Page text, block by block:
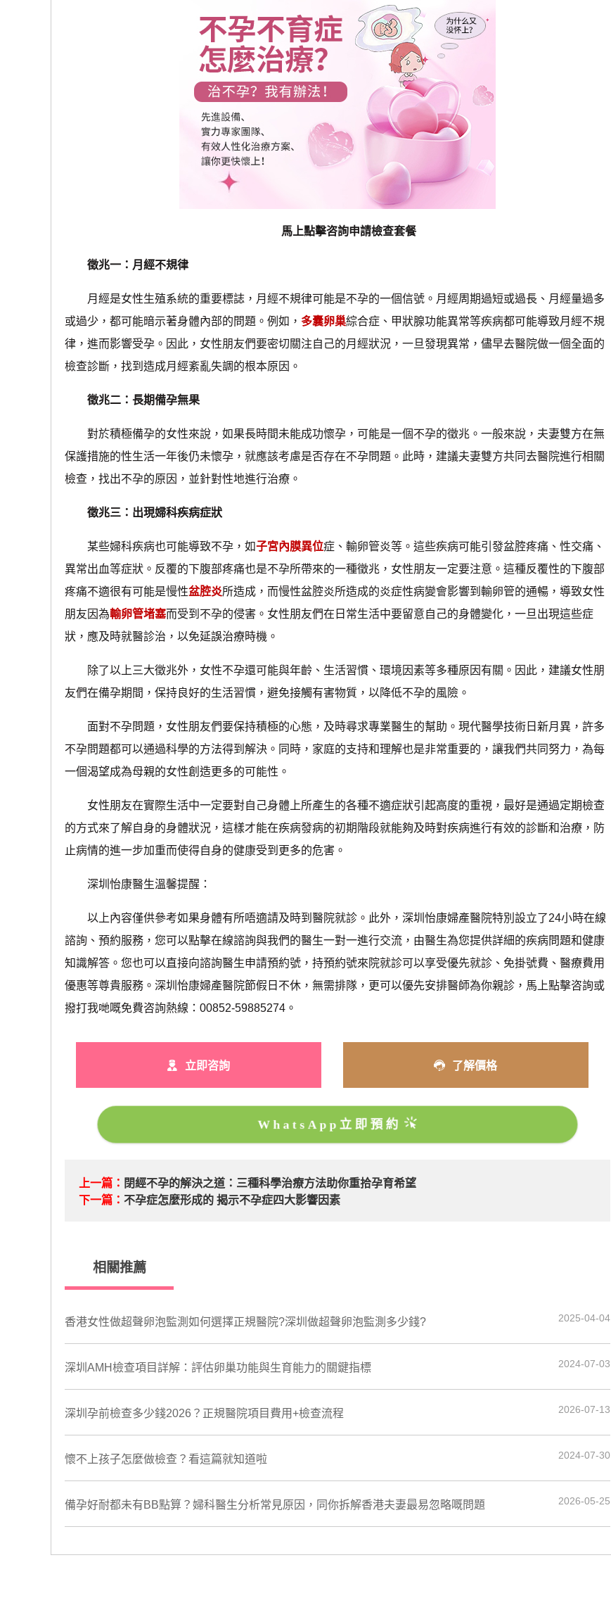
馬上點擊咨詢申請檢查套餐
徵兆一：月經不規律
月經是女性生殖系統的重要標誌，月經不規律可能是不孕的一個信號。月經周期過短或過長、月經量過多
或過少，都可能暗示著身體內部的問題。例如， 多囊卵巢綜合症、甲狀腺功能異常等疾病都可能導致月經不規
律，進而影響受孕。因此，女性朋友們要密切關注自己的月經狀況，一旦發現異常，儘早去醫院做一個全面的
檢查診斷，找到造成月經紊亂失調的根本原因。
徵兆二：長期備孕無果
對於積極備孕的女性來說，如果長時間未能成功懷孕，可能是一個不孕的徵兆。一般來說，夫妻雙方在無
保護措施的性生活一年後仍未懷孕，就應該考慮是否存在不孕問題。此時，建議夫妻雙方共同去醫院進行相關
檢查，找出不孕的原因，並針對性地進行治療。
徵兆三：出現婦科疾病症狀
某些婦科疾病也可能導致不孕，如子宮內膜異位症、輸卵管炎等。這些疾病可能引發盆腔疼痛、性交痛、
異常出血等症狀。反覆的下腹部疼痛也是不孕所帶來的一種徵兆，女性朋友一定要注意。這種反覆性的下腹部
疼痛不適很有可能是慢性盆腔炎所造成，而慢性盆腔炎所造成的炎症性病變會影響到輸卵管的通暢，導致女性
朋友因為輸卵管堵塞而受到不孕的侵害。女性朋友們在日常生活中要留意自己的身體變化，一旦出現這些症
狀，應及時就醫診治，以免延誤治療時機。
除了以上三大徵兆外，女性不孕還可能與年齡、生活習慣、環境因素等多種原因有關。因此，建議女性朋
友們在備孕期間，保持良好的生活習慣，避免接觸有害物質，以降低不孕的風險。
面對不孕問題，女性朋友們要保持積極的心態，及時尋求專業醫生的幫助。現代醫學技術日新月異，許多
不孕問題都可以通過科學的方法得到解決。同時，家庭的支持和理解也是非常重要的，讓我們共同努力，為每
一個渴望成為母親的女性創造更多的可能性。
女性朋友在實際生活中一定要對自己身體上所產生的各種不適症狀引起高度的重視，最好是通過定期檢查
的方式來了解自身的身體狀況，這樣才能在疾病發病的初期階段就能夠及時對疾病進行有效的診斷和治療，防
止病情的進一步加重而使得自身的健康受到更多的危害。
深圳怡康醫生溫馨提醒：
以上內容僅供參考如果身體有所唔適請及時到醫院就診。此外，深圳怡康婦產醫院特別設立了24小時在線
諮詢、預約服務，您可以點擊在線諮詢與我們的醫生一對一進行交流，由醫生為您提供詳細的疾病問題和健康
知識解答。您也可以直接向諮詢醫生申請預約號，持預約號來院就診可以享受優先就診、免掛號費、醫療費用
優惠等尊貴服務。深圳怡康婦產醫院節假日不休，無需排隊，更可以優先安排醫師為你親診，馬上點擊咨詢或
撥打我哋嘅免費咨詢熱線：00852-59885274。
立即咨詢 了解價格
WhatsApp立即預約
上一篇： 閉經不孕的解決之道：三種科學治療方法助你重拾孕育希望
下一篇：​不孕症怎麼形成的 揭示不孕症四大影響因素
相關推薦
香港女性做超聲卵泡監測如何選擇正規醫院?深圳做超聲卵泡監測多少錢? 2025-04-04
深圳AMH檢查項目詳解：評估卵巢功能與生育能力的關鍵指標 2024-07-03
深圳孕前檢查多少錢2026？正規醫院項目費用+檢查流程 2026-07-13
懷不上孩子怎麼做檢查？看這篇就知道啦 2024-07-30
備孕好耐都未有BB點算？婦科醫生分析常見原因，同你拆解香港夫妻最易忽略嘅問題 2026-05-25